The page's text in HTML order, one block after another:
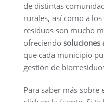
de distintas
rurales, así como a
residuos son mucho
ofreciendo soluciones
que cada municipio
gestión de
Para saber más sobre